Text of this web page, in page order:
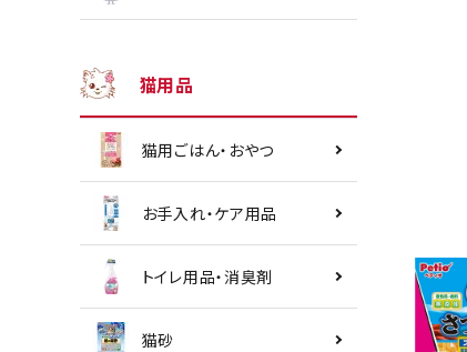
猫用品
猫用ごはん・おやつ
お手入れ・ケア用品
トイレ用品・消臭剤
猫砂